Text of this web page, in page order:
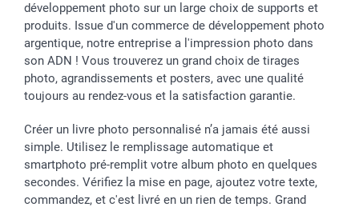
développement photo sur un large choix de supports et
produits. Issue d'un commerce de développement photo
argentique, notre entreprise a l'impression photo dans
son ADN ! Vous trouverez un grand choix de tirages
photo, agrandissements et posters, avec une qualité
toujours au rendez-vous et la satisfaction garantie.
Créer un livre photo personnalisé n’a jamais été aussi
simple. Utilisez le remplissage automatique et
smartphoto pré-remplit votre album photo en quelques
secondes. Vérifiez la mise en page, ajoutez votre texte,
commandez, et c'est livré en un rien de temps. Grand